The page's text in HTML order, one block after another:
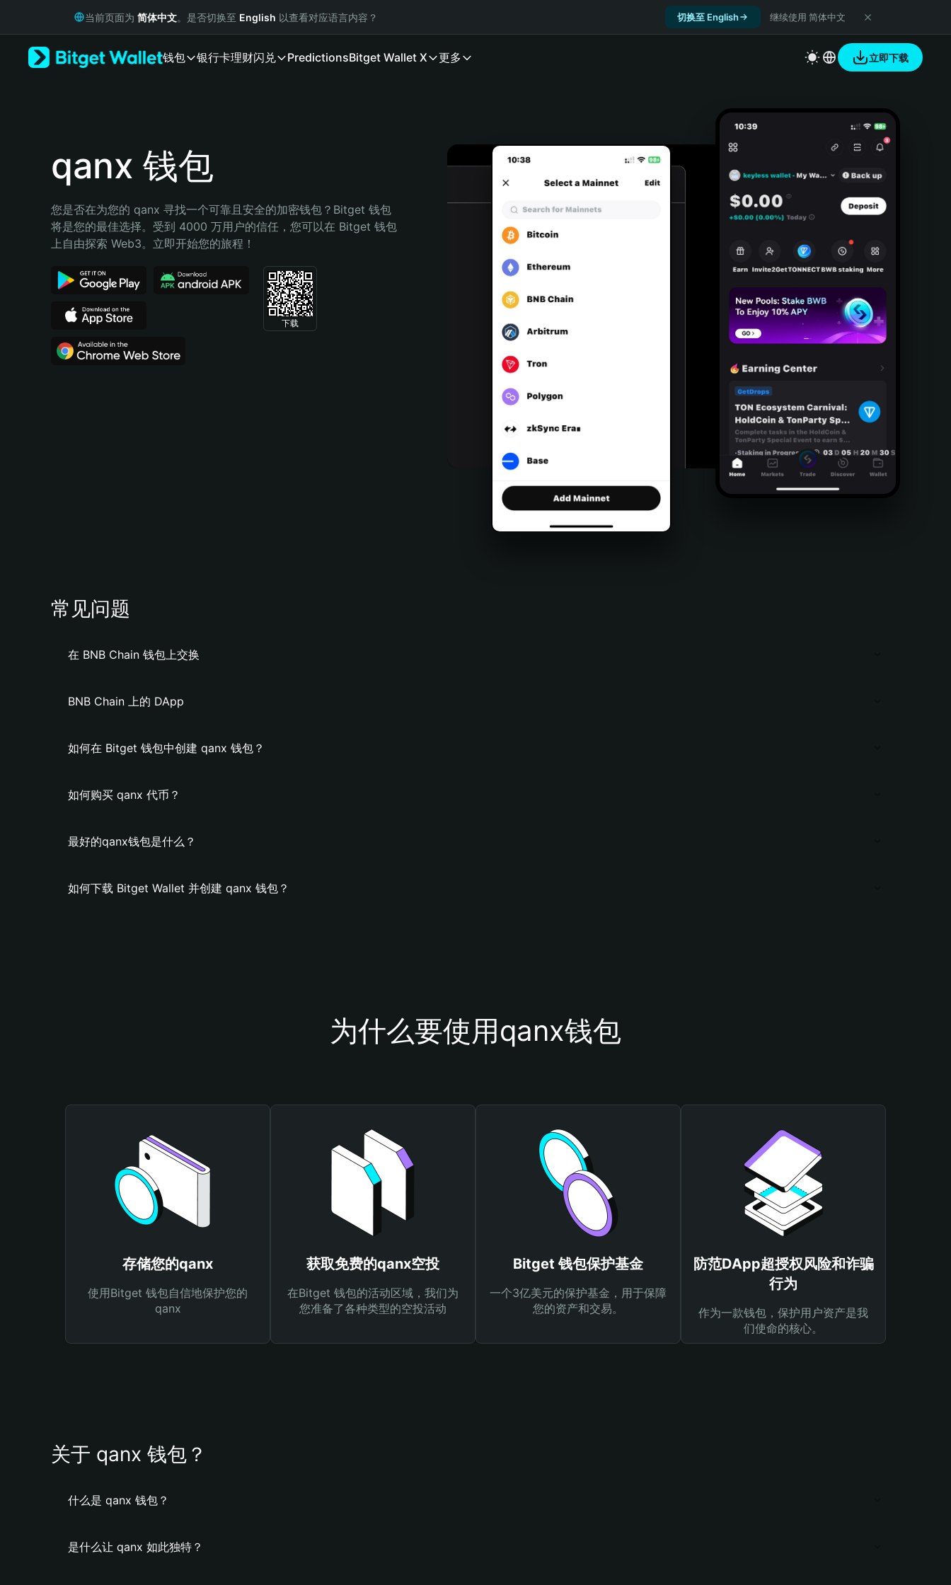
Русский
Bahasa Indonesia
Español (Argentina)
当前页面为 简体中文。是否切换至 English 以查看对应语言内容？ 切换至 English 继续使用 简体中文
钱包 银行卡理财闪兑 PredictionsBitget Wallet X 更多 立即下载
qanx 钱包
您是否在为您的 qanx 寻找一个可靠且安全的加密钱包？Bitget 钱包
将是您的最佳选择。受到 4000 万用户的信任，您可以在 Bitget 钱包
上自由探索 Web3。立即开始您的旅程！
下载
常见问题
在 BNB Chain 钱包上交换
BNB Chain 上的 DApp
如何在 Bitget 钱包中创建 qanx 钱包？
如何购买 qanx 代币？
最好的qanx钱包是什么？
如何下载 Bitget Wallet 并创建 qanx 钱包？
为什么要使用qanx钱包
存储您的qanx
使用Bitget 钱包自信地保护您的
qanx
获取免费的qanx空投
在Bitget 钱包的活动区域，我们为
您准备了各种类型的空投活动
Bitget 钱包保护基金
一个3亿美元的保护基金，用于保障
您的资产和交易。
防范DApp超授权风险和诈骗
行为
作为一款钱包，保护用户资产是我
们使命的核心。
关于 qanx 钱包？
什么是 qanx 钱包？
是什么让 qanx 如此独特？